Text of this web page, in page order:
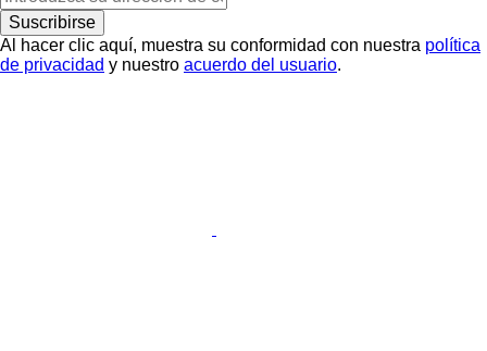
Suscribirse
Al hacer clic aquí, muestra su conformidad con nuestra política
de privacidad y nuestro acuerdo del usuario.